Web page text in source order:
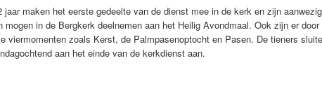
jaar maken het eerste gedeelte van de dienst mee in de kerk en zijn
mogen in de Bergkerk deelnemen aan het Heilig Avondmaal. Ook zijn er
viermomenten zoals Kerst, de Palmpasenoptocht en Pasen. De tieners
aan het einde van de kerkdienst aan.